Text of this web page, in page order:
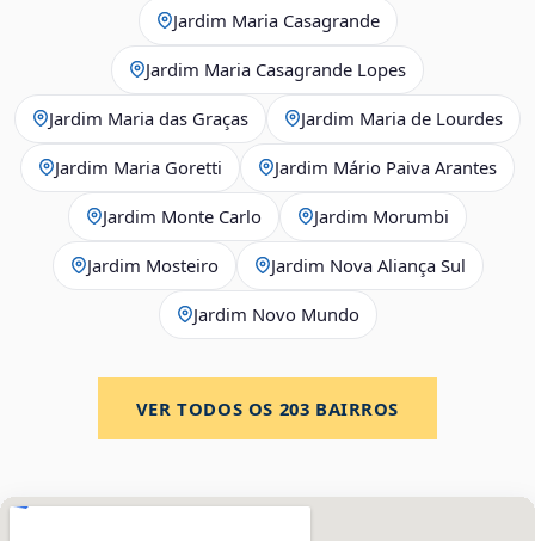
Jardim Maria Casagrande
Jardim Maria Casagrande Lopes
Jardim Maria das Graças Jardim Maria de Lourdes
Jardim Maria Goretti Jardim Mário Paiva Arantes
Jardim Monte Carlo Jardim Morumbi
Jardim Mosteiro Jardim Nova Aliança Sul
Jardim Novo Mundo
VER TODOS OS 203 BAIRROS